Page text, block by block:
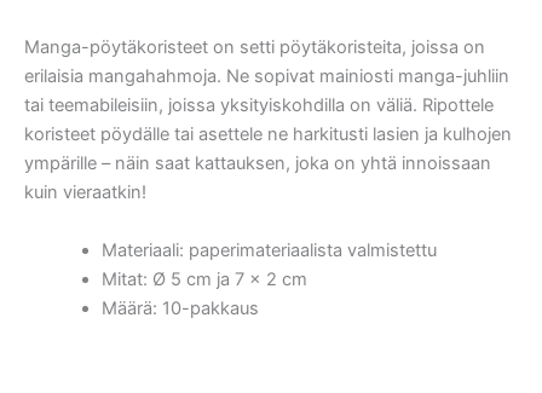
Manga-pöytäkoristeet on setti pöytäkoristeita, joissa on
erilaisia mangahahmoja. Ne sopivat mainiosti manga-juhliin
tai teemabileisiin, joissa yksityiskohdilla on väliä. Ripottele
koristeet pöydälle tai asettele ne harkitusti lasien ja kulhojen
ympärille – näin saat kattauksen, joka on yhtä innoissaan
kuin vieraatkin!
Materiaali: paperimateriaalista valmistettu
Mitat: Ø 5 cm ja 7 x 2 cm
Määrä: 10-pakkaus